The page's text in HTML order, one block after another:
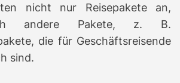
nicht nur Reisepakete an,
andere Pakete, z. B.
die für Geschäftsreisende
sind.